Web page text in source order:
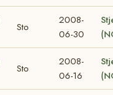
Sto
2008-
06-30
Sto
2008-
06-16